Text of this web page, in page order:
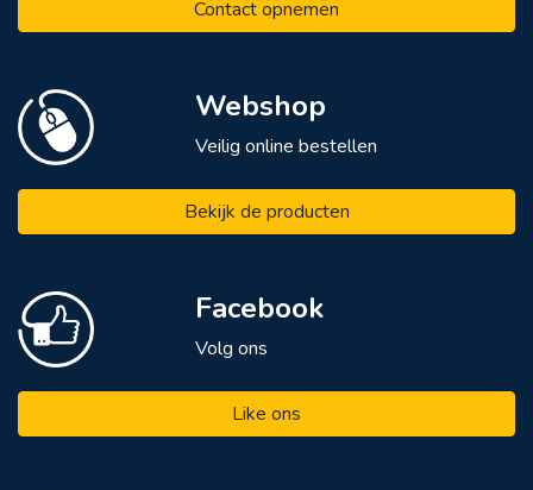
Contact opnemen
Webshop
Veilig online bestellen
Bekijk de producten
Facebook
Volg ons
Like ons